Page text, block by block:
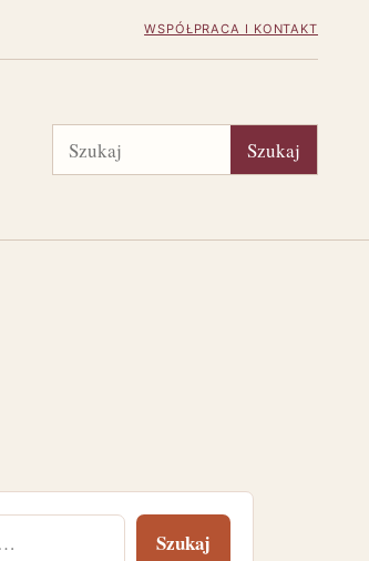
WSPÓŁPRACA I KONTAKT
Szukaj Szukaj